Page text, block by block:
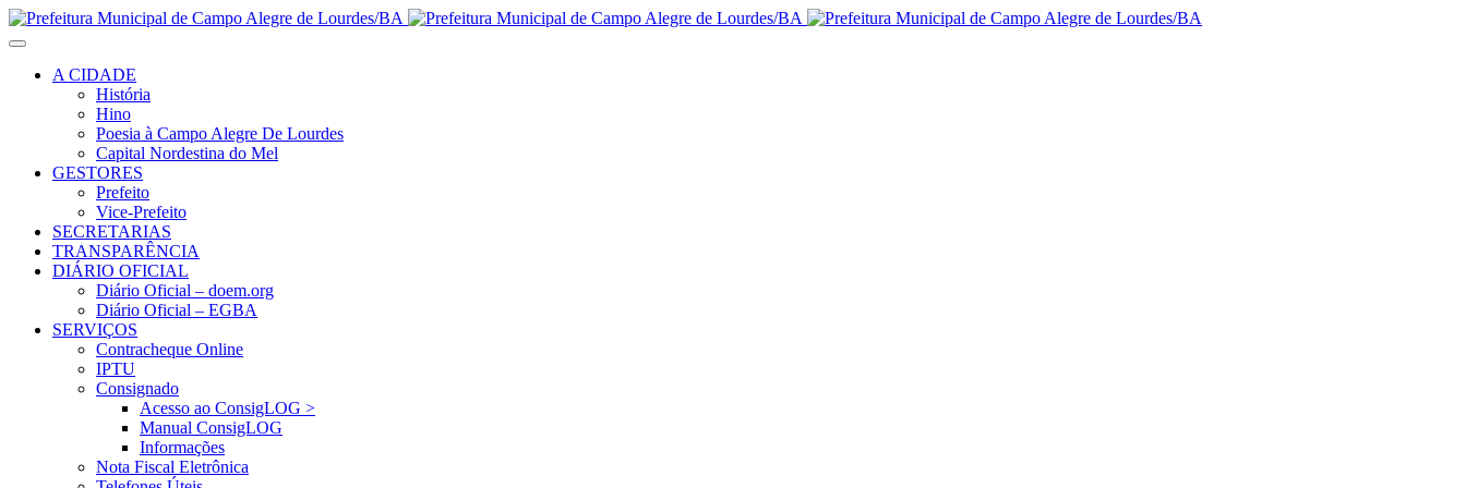
A CIDADE
História
Hino
Poesia à Campo Alegre De Lourdes
Capital Nordestina do Mel
GESTORES
Prefeito
Vice-Prefeito
SECRETARIAS
TRANSPARÊNCIA
DIÁRIO OFICIAL
Diário Oficial – doem.org
Diário Oficial – EGBA
SERVIÇOS
Contracheque Online
IPTU
Consignado
Acesso ao ConsigLOG >
Manual ConsigLOG
Informações
Nota Fiscal Eletrônica